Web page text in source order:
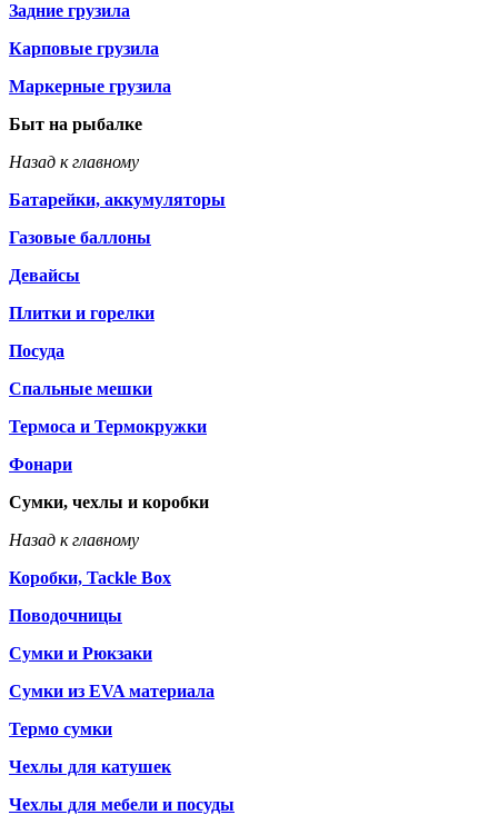
Задние грузила
Карповые грузила
Маркерные грузила
Быт на рыбалке
Назад к главному
Батарейки, аккумуляторы
Газовые баллоны
Девайсы
Плитки и горелки
Посуда
Спальные мешки
Термоса и Термокружки
Фонари
Сумки, чехлы и коробки
Назад к главному
Коробки, Tackle Box
Поводочницы
Сумки и Рюкзаки
Сумки из EVA материала
Термо сумки
Чехлы для катушек
Чехлы для мебели и посуды